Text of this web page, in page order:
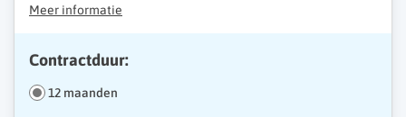
Meer informatie
Contractduur:
12 maanden